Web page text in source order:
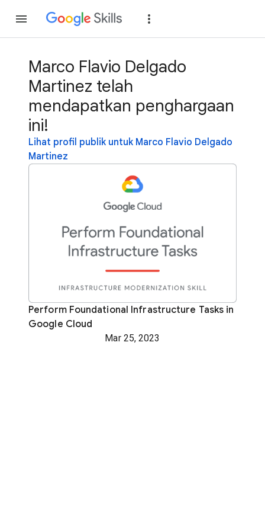
Marco Flavio Delgado
Martinez telah
mendapatkan penghargaan
ini!
Lihat profil publik untuk Marco Flavio Delgado
Martinez